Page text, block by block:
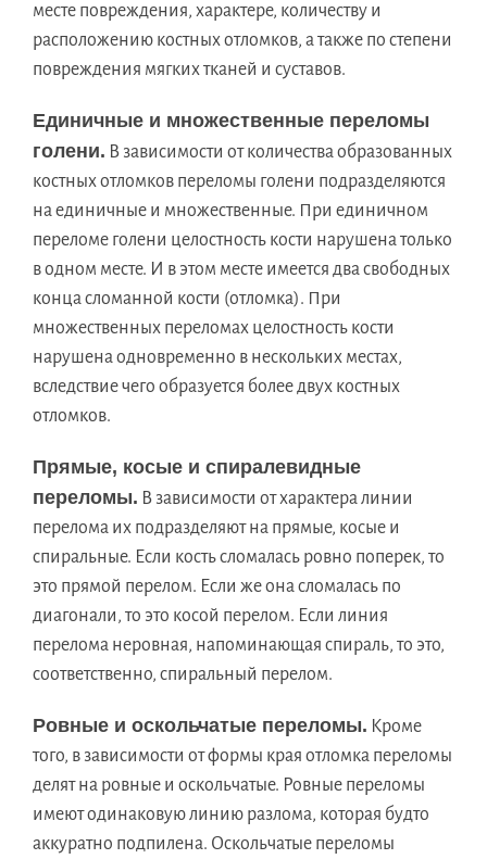
месте повреждения, характере, количеству и
расположению костных отломков, а также по степени
повреждения мягких тканей и суставов.
Единичные и множественные переломы
голени. В зависимости от количества образованных
костных отломков переломы голени подразделяются
на единичные и множественные. При единичном
переломе голени целостность кости нарушена только
в одном месте. И в этом месте имеется два свободных
конца сломанной кости (отломка). При
множественных переломах целостность кости
нарушена одновременно в нескольких местах,
вследствие чего образуется более двух костных
отломков.
Прямые, косые и спиралевидные
переломы. В зависимости от характера линии
перелома их подразделяют на прямые, косые и
спиральные. Если кость сломалась ровно поперек, то
это прямой перелом. Если же она сломалась по
диагонали, то это косой перелом. Если линия
перелома неровная, напоминающая спираль, то это,
соответственно, спиральный перелом.
Ровные и оскольчатые переломы. Кроме
того, в зависимости от формы края отломка переломы
делят на ровные и оскольчатые. Ровные переломы
имеют одинаковую линию разлома, которая будто
аккуратно подпилена. Оскольчатые переломы